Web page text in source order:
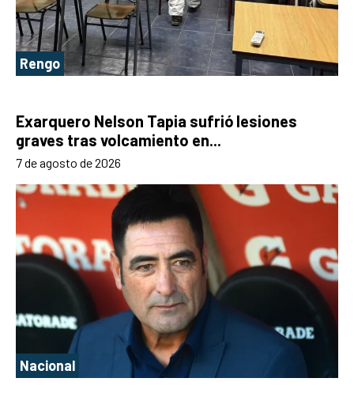
Rengo
Exarquero Nelson Tapia sufrió lesiones
graves tras volcamiento en...
7 de agosto de 2026
Nacional